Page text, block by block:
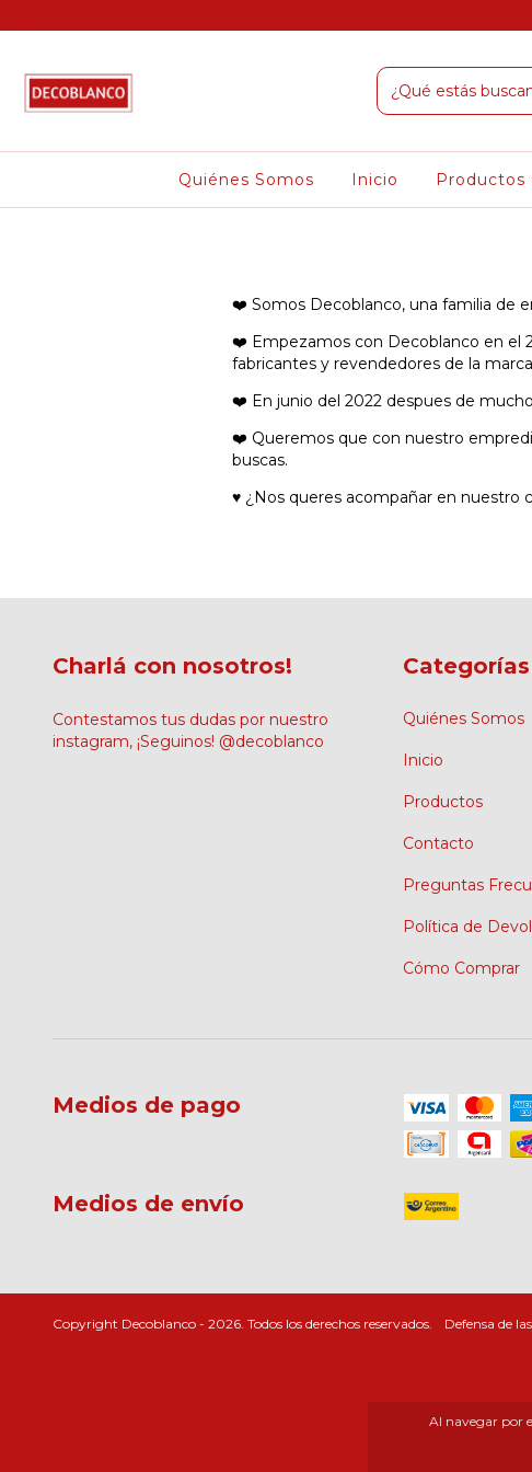
Quiénes Somos Inicio Productos
Al navegar por
❤️ Somos Decoblanco, una familia de
❤️ Empezamos con Decoblanco en el
fabricantes y revendedores de la
❤️ En junio del 2022 despues de
❤️ Queremos que con nuestro
buscas.
♥ ¿Nos queres acompañar en nuestro
Charlá con nosotros!
Contestamos tus dudas por nuestro
instagram, ¡Seguinos! @decoblanco
Categorías
Quiénes Somos
Inicio
Productos
Contacto
Preguntas
Política de
Cómo Comprar
Medios de pago
Medios de envío
Copyright Decoblanco - 2026. Todos los derechos reservados. Defensa de